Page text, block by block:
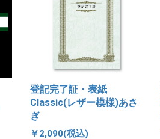
登記完了証・表紙
Classic(レザー模様)あさ
ぎ
￥2,090(税込)